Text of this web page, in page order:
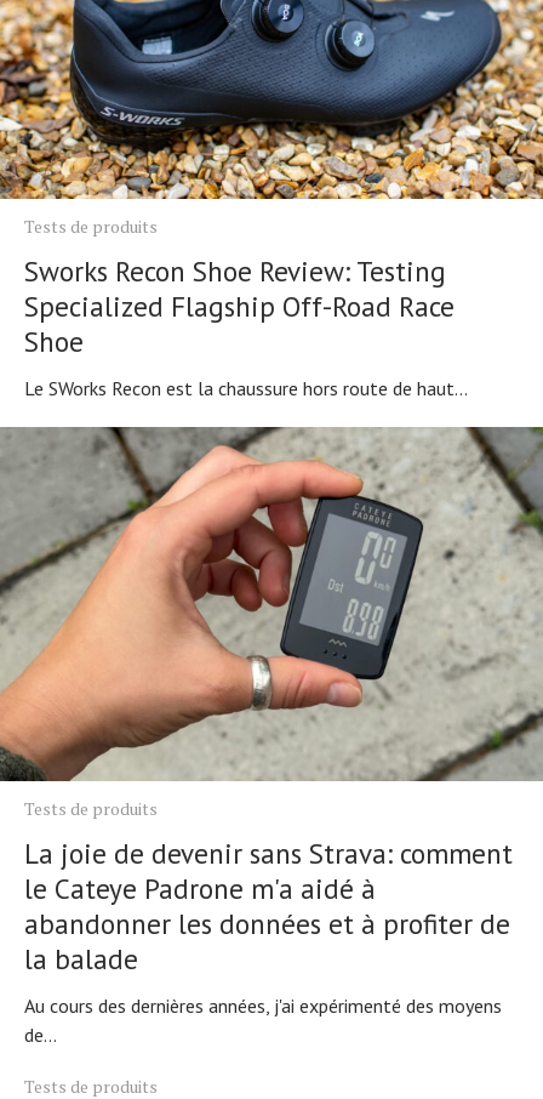
Tests de produits
Sworks Recon Shoe Review: Testing
Specialized Flagship Off-Road Race
Shoe
Le SWorks Recon est la chaussure hors route de haut...
Tests de produits
La joie de devenir sans Strava: comment
le Cateye Padrone m'a aidé à
abandonner les données et à profiter de
la balade
Au cours des dernières années, j'ai expérimenté des moyens
de...
Tests de produits